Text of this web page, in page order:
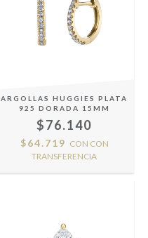
ARGOLLAS HUGGIES PLATA
925 DORADA 15MM
$76.140
$64.719 CON CON
TRANSFERENCIA